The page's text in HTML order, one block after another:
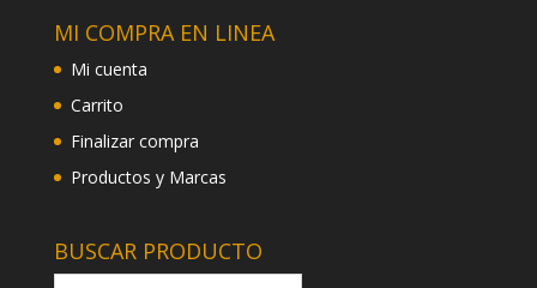
MI COMPRA EN LINEA
Mi cuenta
Carrito
Finalizar compra
Productos y Marcas
BUSCAR PRODUCTO